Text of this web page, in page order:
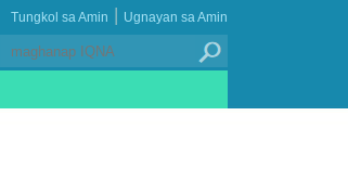
Ugnayan sa Amin
|
Tungkol sa Amin